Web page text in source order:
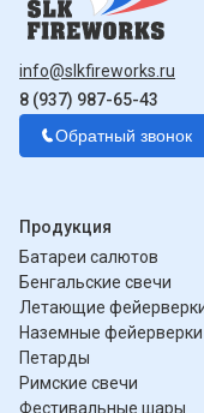
info@slkfireworks.ru
8 (937) 987-65-43
Обратный звонок
Продукция
Батареи салютов
Бенгальские свечи
Летающие
Наземные фейерверки
Петарды
Римские свечи
Фестивальные шары